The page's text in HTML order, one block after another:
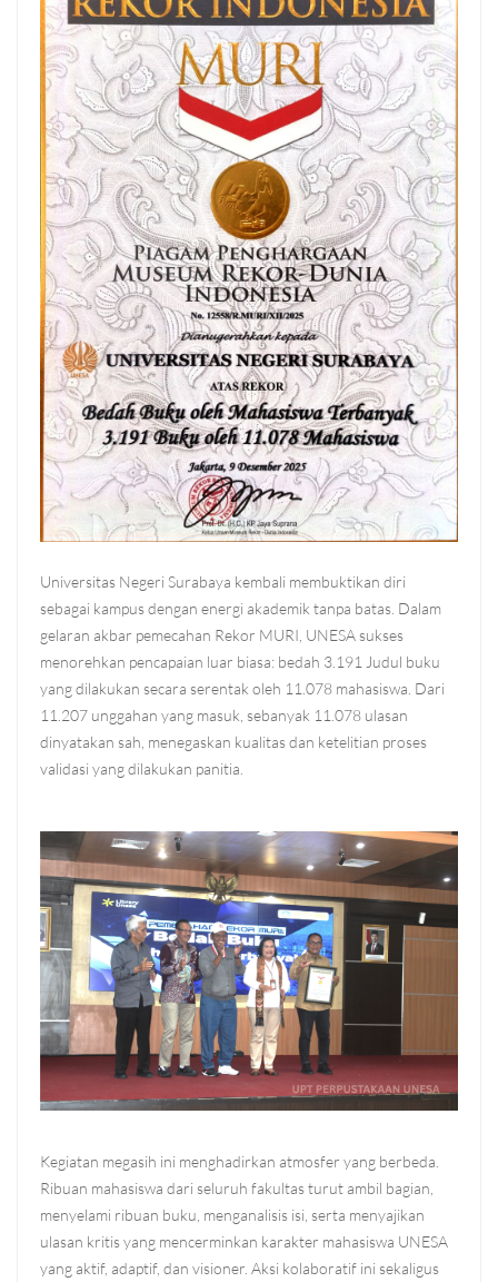
Universitas Negeri Surabaya kembali membuktikan diri
sebagai kampus dengan energi akademik tanpa batas. Dalam
gelaran akbar pemecahan Rekor MURI, UNESA sukses
menorehkan pencapaian luar biasa: bedah 3.191 Judul buku
yang dilakukan secara serentak oleh 11.078 mahasiswa. Dari
11.207 unggahan yang masuk, sebanyak 11.078 ulasan
dinyatakan sah, menegaskan kualitas dan ketelitian proses
validasi yang dilakukan panitia.
Kegiatan megasih ini menghadirkan atmosfer yang berbeda.
Ribuan mahasiswa dari seluruh fakultas turut ambil bagian,
menyelami ribuan buku, menganalisis isi, serta menyajikan
ulasan kritis yang mencerminkan karakter mahasiswa UNESA
yang aktif, adaptif, dan visioner. Aksi kolaboratif ini sekaligus